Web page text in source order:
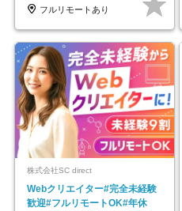
フルリモートあり
株式会社SC direct
Webクリエイター#完全未経験
歓迎#フルリモートOK#年休